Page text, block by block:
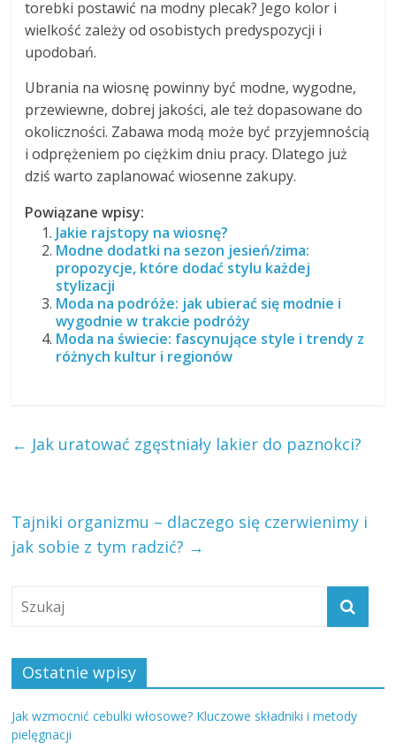
torebki postawić na modny plecak? Jego kolor i
wielkość zależy od osobistych predyspozycji i
upodobań.
Ubrania na wiosnę powinny być modne, wygodne,
przewiewne, dobrej jakości, ale też dopasowane do
okoliczności. Zabawa modą może być przyjemnością
i odprężeniem po ciężkim dniu pracy. Dlatego już
dziś warto zaplanować wiosenne zakupy.
Powiązane wpisy:
Jakie rajstopy na wiosnę?
Modne dodatki na sezon jesień/zima:
propozycje, które dodać stylu każdej
stylizacji
Moda na podróże: jak ubierać się modnie i
wygodnie w trakcie podróży
Moda na świecie: fascynujące style i trendy z
różnych kultur i regionów
← Jak uratować zgęstniały lakier do paznokci?
Tajniki organizmu – dlaczego się czerwienimy i
jak sobie z tym radzić? →
Ostatnie wpisy
Jak wzmocnić cebulki włosowe? Kluczowe składniki i metody
pielęgnacji